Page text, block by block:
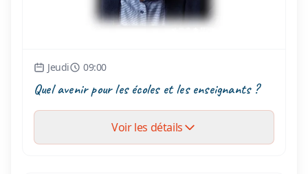
Jeudi 09:00
Quel avenir pour les écoles et les enseignants ?
Voir les détails